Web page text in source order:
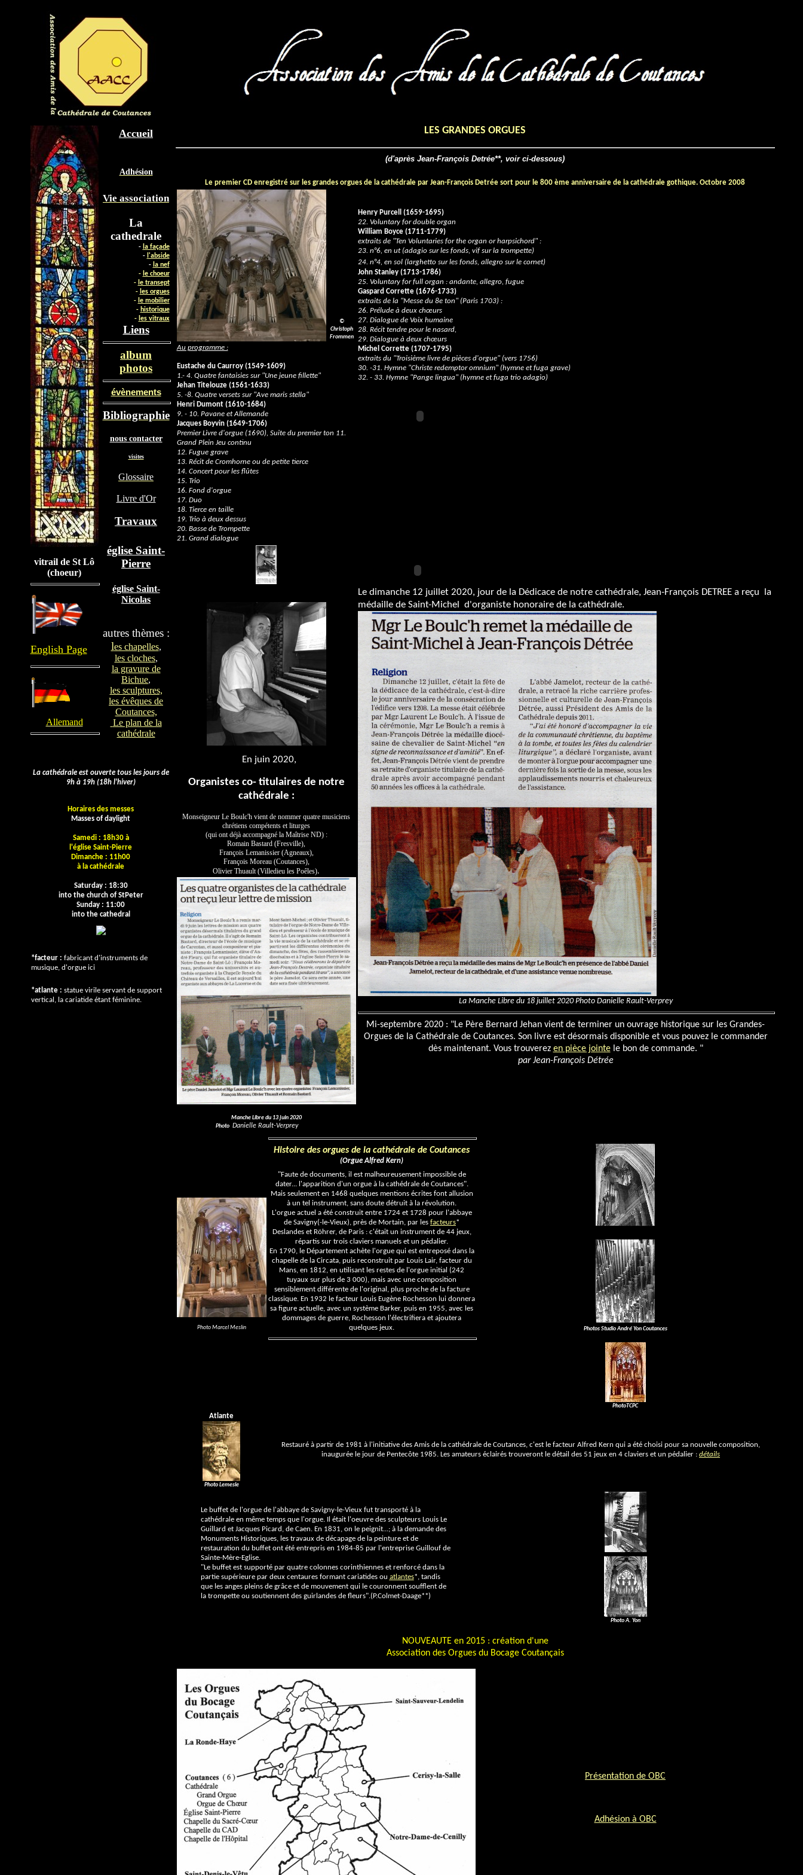
vitrail de St Lô
(choeur)
English Page
Allemand
Accueil
Adhésion
Vie association
La
cathedrale
- la façade
- l'abside
- la nef
- le choeur
- le transept
- les orgues
- le mobilier
- historique
- les vitraux
Liens
album
photos
évènements
Bibliographie
nous contacter
visites
Glossaire
Livre d'Or
Travaux
église Saint-
Pierre
église Saint-
Nicolas
autres thèmes :
les chapelles,
les cloches,
la gravure de
Bichue,
les sculptures,
les évêques de
Coutances,
Le plan de la
cathédrale
La cathédrale est ouverte tous les jours de
9h à 19h (18h l'hiver)
Horaires des messes
Masses of daylight
Samedi : 18h30 à
l'église Saint-Pierre
Dimanche : 11h00
à la cathédrale
Saturday : 18:30
into the church of StPeter
Sunday : 11:00
into the cathedral
*facteur : fabricant d'instruments de
musique, d'orgue ici
*atlante : statue virile servant de support
vertical, la cariatide étant féminine.
LES GRANDES ORGUES
(d'après Jean-François Detrée**, voir ci-dessous)
Le premier CD enregistré sur les grandes orgues de la cathédrale par Jean-François Detrée sort pour le 800 ème anniversaire de la cathédrale gothique. Octobre 2008
©
Christoph
Frommen
Henry Purcell (1659-1695)
22. Voluntary for double organ
William Boyce (1711-1779)
extraits de "Ten Voluntaries for the organ or harpsichord" :
23. n°6, en ut (adagio sur les fonds, vif sur la trompette)
24. n°4, en sol (larghetto sur les fonds, allegro sur le cornet)
John Stanley (1713-1786)
25. Voluntary for full organ : andante, allegro, fugue
Gaspard Corrette (1676-1733)
extraits de la "Messe du 8e ton" (Paris 1703) :
26. Prélude à deux chœurs
27. Dialogue de Voix humaine
28. Récit tendre pour le nasard,
29. Dialogue à deux chœurs
Michel Corrette (1707-1795)
extraits du "Troisième livre de pièces d'orgue" (vers 1756)
30. -31. Hymne "Christe redemptor omnium" (hymne et fuga grave)
32. - 33. Hymne "Pange lingua" (hymne et fuga trio adagio)
Au programme :
Eustache du Caurroy (1549-1609)
1.- 4. Quatre fantaisies sur "Une jeune fillette"
Jehan Titelouze (1561-1633)
5. -8. Quatre versets sur "Ave maris stella"
Henri Dumont (1610-1684)
9. - 10. Pavane et Allemande
Jacques Boyvin (1649-1706)
Premier Livre d'orgue (1690), Suite du premier ton 11.
Grand Plein Jeu continu
12. Fugue grave
13. Récit de Cromhorne ou de petite tierce
14. Concert pour les flûtes
15. Trio
16. Fond d'orgue
17. Duo
18. Tierce en taille
19. Trio à deux dessus
20. Basse de Trompette
21. Grand dialogue
En juin 2020,
Organistes co- titulaires de notre
cathédrale :
Monseigneur Le Boulc'h vient de nommer quatre musiciens
chrétiens compétents et liturges
(qui ont déjà accompagné la Maîtrise ND) :
Romain Bastard (Fresville),
François Lemanissier (Agneaux),
François Moreau (Coutances),
Olivier Thuault (Villedieu les Poêles).
Manche Libre du 13 juin 2020
Photo Danielle Rault-Verprey
Le dimanche 12 juillet 2020, jour de la Dédicace de notre cathédrale, Jean-François DETREE a reçu la
médaille de Saint-Michel d'organiste honoraire de la cathédrale.
La Manche Libre du 18 juillet 2020 Photo Danielle Rault-Verprey
Mi-septembre 2020 : "Le Père Bernard Jehan vient de terminer un ouvrage historique sur les Grandes-
Orgues de la Cathédrale de Coutances. Son livre est désormais disponible et vous pouvez le commander
dès maintenant. Vous trouverez en pièce jointele bon de commande. "
par Jean-François Détrée
Photo Marcel Meslin
Histoire des orgues de la cathédrale de Coutances
(Orgue Alfred Kern)
"Faute de documents, il est malheureusement impossible de
dater... l'apparition d'un orgue à la cathédrale de Coutances".
Mais seulement en 1468 quelques mentions écrites font allusion
à un tel instrument, sans doute détruit à la révolution.
L'orgue actuel a été construit entre 1724 et 1728 pour l'abbaye
de Savigny(-le-Vieux), près de Mortain, par les facteurs*
Deslandes et Röhrer, de Paris : c'était un instrument de 44 jeux,
répartis sur trois claviers manuels et un pédalier.
En 1790, le Département achète l'orgue qui est entreposé dans la
chapelle de la Circata, puis reconstruit par Louis Lair, facteur du
Mans, en 1812, en utilisant les restes de l'orgue initial (242
tuyaux sur plus de 3 000), mais avec une composition
sensiblement différente de l'original, plus proche de la facture
classique. En 1932 le facteur Louis Eugène Rochesson lui donnera
sa figure actuelle, avec un système Barker, puis en 1955, avec les
dommages de guerre, Rochesson l'électrifiera et ajoutera
quelques jeux.
Photos Studio André Yon Coutances
PhotoTCPC
Atlante
Photo Lemesle
Restauré à partir de 1981 à l'initiative des Amis de la cathédrale de Coutances, c'est le facteur Alfred Kern qui a été choisi pour sa nouvelle composition,
inaugurée le jour de Pentecôte 1985. Les amateurs éclairés trouveront le détail des 51 jeux en 4 claviers et un pédalier : détails
Le buffet de l'orgue de l'abbaye de Savigny-le-Vieux fut transporté à la
cathédrale en même temps que l'orgue. Il était l'oeuvre des sculpteurs Louis Le
Guillard et Jacques Picard, de Caen. En 1831, on le peignit...; à la demande des
Monuments Historiques, les travaux de décapage de la peinture et de
restauration du buffet ont été entrepris en 1984-85 par l'entreprise Guillouf de
Sainte-Mère-Eglise.
"Le buffet est supporté par quatre colonnes corinthiennes et renforcé dans la
partie supérieure par deux centaures formant cariatides ou atlantes*, tandis
que les anges pleins de grâce et de mouvement qui le couronnent soufflent de
la trompette ou soutiennent des guirlandes de fleurs".(P.Colmet-Daage**)
Photo A. Yon
NOUVEAUTE en 2015 : création d'une
Association des Orgues du Bocage Coutançais
Présentation de OBC
Adhésion à OBC